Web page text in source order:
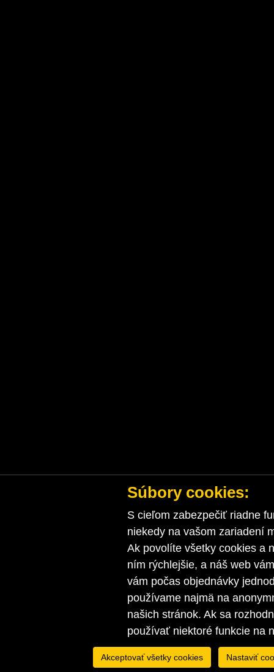
Súbory cookies:
S cieľom zabezpečiť riadne
niekedy na vašom zariadení
Ak povolíte všetky cookies a
ním rýchlejšie, a náš web
vám počas objednávky
používame najmä na
našich stránok. Ak sa
používať niektoré funkcie na
Akceptovať všetky cookies Nastaviť